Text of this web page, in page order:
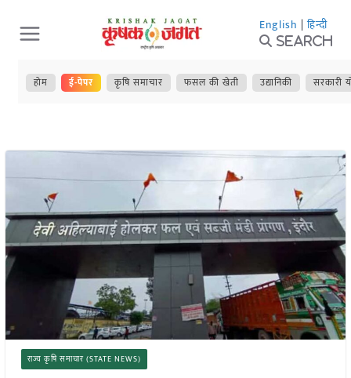
Skip
to
content
English | हिन्दी
Search
होम ई-पेपर कृषि समाचार फसल की खेती उद्यानिकी सरकारी
राज्य कृषि समाचार (STATE NEWS)